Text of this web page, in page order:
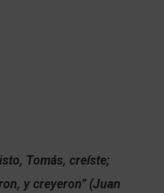
Tomás, creíste;
y creyeron” (Juan